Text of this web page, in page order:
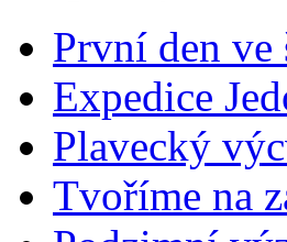
První den ve
Expedice
Plavecký
Tvoříme na